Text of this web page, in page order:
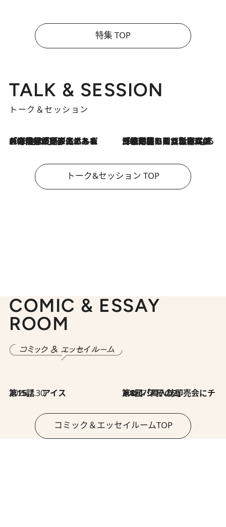
特集 TOP
TALK & SESSION
トーク＆セッション
2026.8.3
「今後値上げがあるとすれば…」「リスクがあるのは今年の冬」エネルギー専門家が語る、ホルムズ海峡封鎖が家庭にもたらす“ある心配” 2026.8.3
「住宅建てられない…」「サーチャージ料の高値が続いている」ホルムズ海峡封鎖による影響はいつまで続く？《エネルギー専門家に聞く“どうなる日本の暮らし”》
トーク&セッション TOP
COMIC & ESSAY
ROOM
2026.7.30
第15話 アイス 2026.7.30
第8回「同人誌即売会にチャレンジ その2」
コミック＆エッセイルームTOP